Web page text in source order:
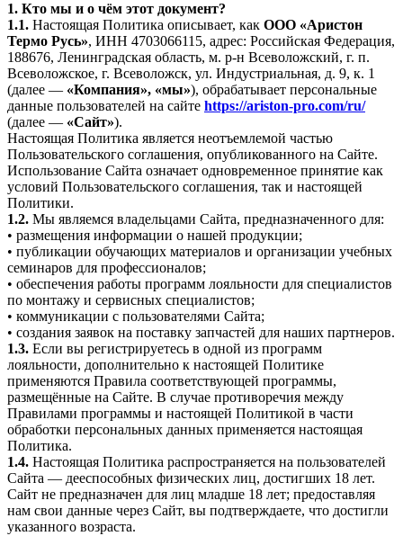
1. Кто мы и о чём этот документ?
1.1. Настоящая Политика описывает, как ООО «Аристон
Термо Русь», ИНН 4703066115, адрес: Российская Федерация,
188676, Ленинградская область, м. р-н Всеволожский, г. п.
Всеволожское, г. Всеволожск, ул. Индустриальная, д. 9, к. 1
(далее — «Компания», «мы»), обрабатывает персональные
данные пользователей на сайте https://ariston-pro.com/ru/
(далее — «Сайт»).
Настоящая Политика является неотъемлемой частью
Пользовательского соглашения, опубликованного на Сайте.
Использование Сайта означает одновременное принятие как
условий Пользовательского соглашения, так и настоящей
Политики.
1.2. Мы являемся владельцами Сайта, предназначенного для:
• размещения информации о нашей продукции;
• публикации обучающих материалов и организации учебных
семинаров для профессионалов;
• обеспечения работы программ лояльности для специалистов
по монтажу и сервисных специалистов;
• коммуникации с пользователями Сайта;
• создания заявок на поставку запчастей для наших партнеров.
1.3. Если вы регистрируетесь в одной из программ
лояльности, дополнительно к настоящей Политике
применяются Правила соответствующей программы,
размещённые на Сайте. В случае противоречия между
Правилами программы и настоящей Политикой в части
обработки персональных данных применяется настоящая
Политика.
1.4. Настоящая Политика распространяется на пользователей
Сайта — дееспособных физических лиц, достигших 18 лет.
Сайт не предназначен для лиц младше 18 лет; предоставляя
нам свои данные через Сайт, вы подтверждаете, что достигли
указанного возраста.